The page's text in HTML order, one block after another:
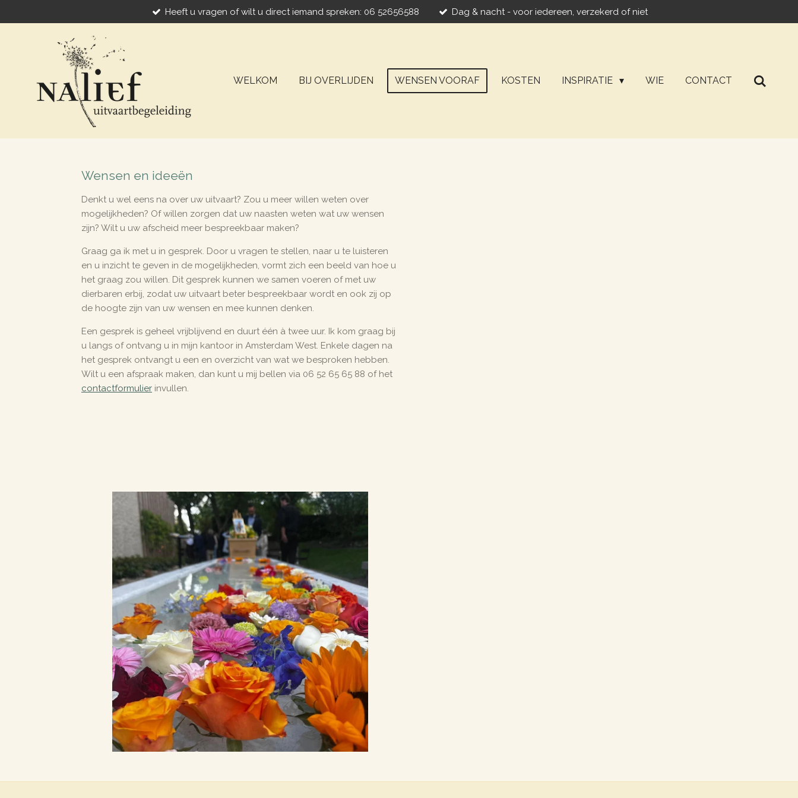
direct
Heeft u vragen of wilt u direct iemand spreken: 06 52656588 Dag & nacht - voor iedereen, verzekerd of niet
WELKOM BIJ OVERLIJDEN WENSEN VOORAF KOSTEN INSPIRATIE WIE CONTACT
Wensen en ideeën
Denkt u wel eens na over uw uitvaart? Zou u meer willen weten over
mogelijkheden? Of willen zorgen dat uw naasten weten wat uw wensen
zijn? Wilt u uw afscheid meer bespreekbaar maken?
Graag ga ik met u in gesprek. Door u vragen te stellen, naar u te luisteren
en u inzicht te geven in de mogelijkheden, vormt zich een beeld van hoe u
het graag zou willen. Dit gesprek kunnen we samen voeren of met uw
dierbaren erbij, zodat uw uitvaart beter bespreekbaar wordt en ook zij op
de hoogte zijn van uw wensen en mee kunnen denken.
Een gesprek is geheel vrijblijvend en duurt één à twee uur. Ik kom graag bij
u langs of ontvang u in mijn kantoor in Amsterdam West. Enkele dagen na
het gesprek ontvangt u een en overzicht van wat we besproken hebben.
Wilt u een afspraak maken, dan kunt u mij bellen via 06 52 65 65 88 of het
contactformulier invullen.